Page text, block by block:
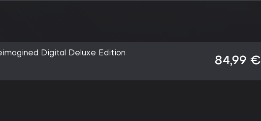
Digital Deluxe Edition
84,99 €